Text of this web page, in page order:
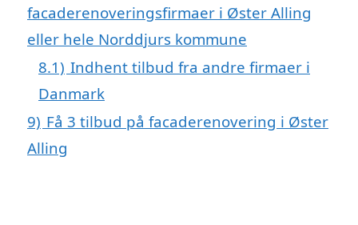
facaderenoveringsfirmaer i Øster Alling
eller hele Norddjurs kommune
8.1) Indhent tilbud fra andre firmaer i
Danmark
9) Få 3 tilbud på facaderenovering i Øster
Alling